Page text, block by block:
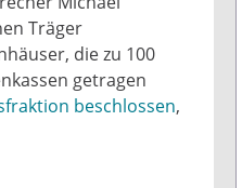
Träger
die zu 100
getragen
beschlossen,